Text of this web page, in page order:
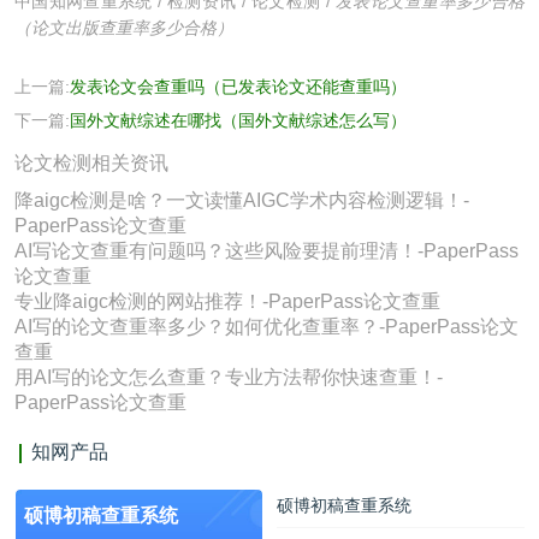
（论文出版查重率多少合格）
上一篇:发表论文会查重吗（已发表论文还能查重吗）
下一篇:国外文献综述在哪找（国外文献综述怎么写）
论文检测相关资讯
降aigc检测是啥？一文读懂AIGC学术内容检测逻辑！-
PaperPass论文查重
AI写论文查重有问题吗？这些风险要提前理清！-PaperPass
论文查重
专业降aigc检测的网站推荐！-PaperPass论文查重
AI写的论文查重率多少？如何优化查重率？-PaperPass论文
查重
用AI写的论文怎么查重？专业方法帮你快速查重！-
PaperPass论文查重
知网产品
硕博初稿查重系统 硕博初稿查重系统